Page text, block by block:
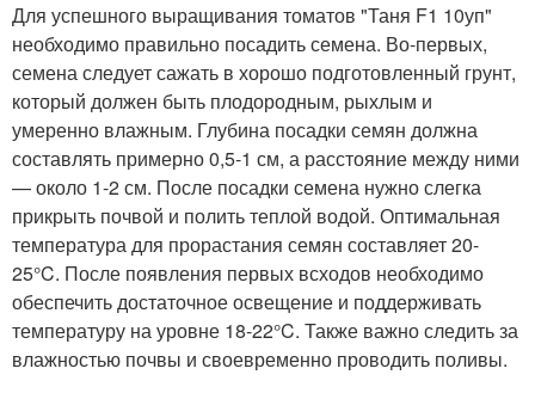
Для успешного выращивания томатов "Таня F1 10уп"
необходимо правильно посадить семена. Во-первых,
семена следует сажать в хорошо подготовленный грунт,
который должен быть плодородным, рыхлым и
умеренно влажным. Глубина посадки семян должна
составлять примерно 0,5-1 см, а расстояние между ними
— около 1-2 см. После посадки семена нужно слегка
прикрыть почвой и полить теплой водой. Оптимальная
температура для прорастания семян составляет 20-
25°C. После появления первых всходов необходимо
обеспечить достаточное освещение и поддерживать
температуру на уровне 18-22°C. Также важно следить за
влажностью почвы и своевременно проводить поливы.